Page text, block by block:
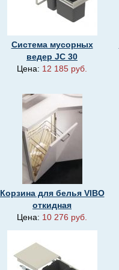
Система мусорных
ведер JC 30
Цена: 12 185 руб.
Корзина для белья VIBO
откидная
Цена: 10 276 руб.